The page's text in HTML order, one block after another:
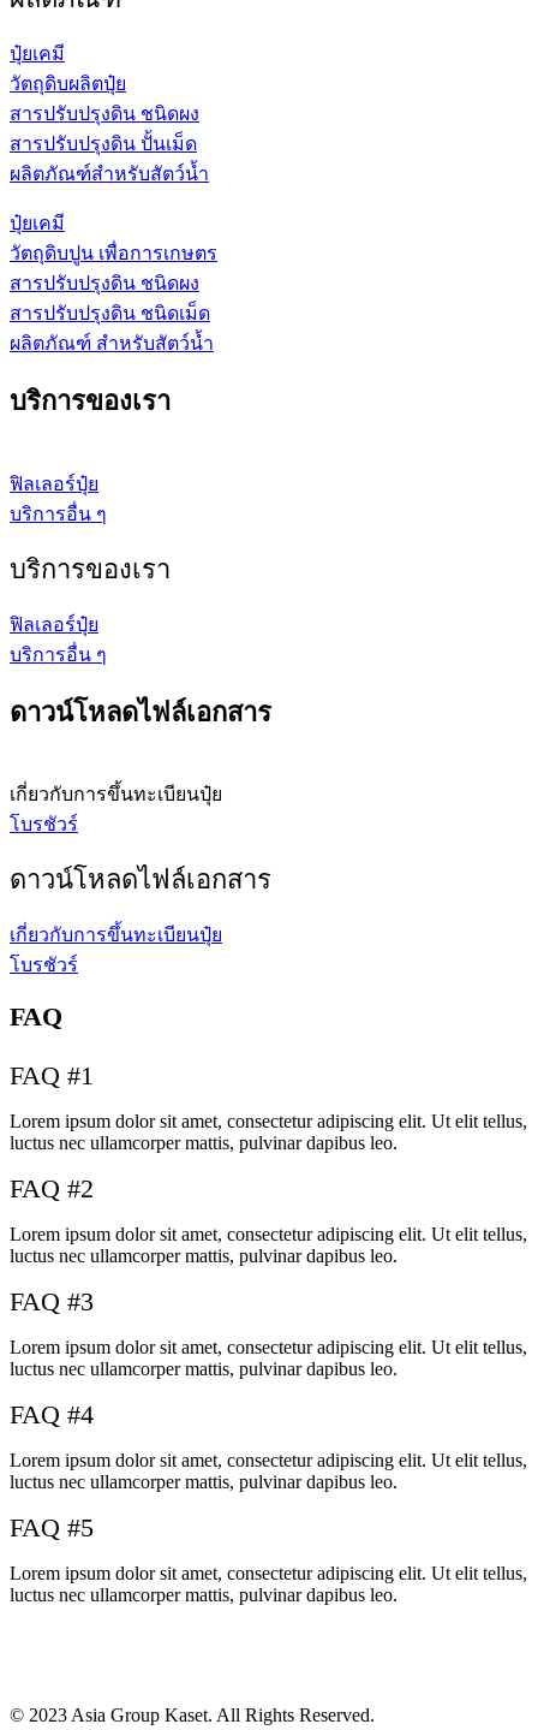
ปุ๋ยเคมี
วัตถุดิบผลิตปุ๋ย
สารปรับปรุงดิน ชนิดผง
สารปรับปรุงดิน ปั้นเม็ด
ผลิตภัณฑ์สำหรับสัตว์น้ำ
ปุ๋ยเคมี
วัตถุดิบปูน เพื่อการเกษตร
สารปรับปรุงดิน ชนิดผง
สารปรับปรุงดิน ชนิดเม็ด
ผลิตภัณฑ์ สำหรับสัตว์น้ำ
บริการของเรา
ฟิลเลอร์ปุ๋ย
บริการอื่น ๆ
บริการของเรา
ฟิลเลอร์ปุ๋ย
บริการอื่น ๆ
ดาวน์โหลดไฟล์เอกสาร
เกี่ยวกับการขึ้นทะเบียนปุ๋ย
โบรชัวร์
ดาวน์โหลดไฟล์เอกสาร
เกี่ยวกับการขึ้นทะเบียนปุ๋ย
โบรชัวร์
FAQ
FAQ #1
Lorem ipsum dolor sit amet, consectetur adipiscing elit. Ut elit tellus,
luctus nec ullamcorper mattis, pulvinar dapibus leo.
FAQ #2
Lorem ipsum dolor sit amet, consectetur adipiscing elit. Ut elit tellus,
luctus nec ullamcorper mattis, pulvinar dapibus leo.
FAQ #3
Lorem ipsum dolor sit amet, consectetur adipiscing elit. Ut elit tellus,
luctus nec ullamcorper mattis, pulvinar dapibus leo.
FAQ #4
Lorem ipsum dolor sit amet, consectetur adipiscing elit. Ut elit tellus,
luctus nec ullamcorper mattis, pulvinar dapibus leo.
FAQ #5
Lorem ipsum dolor sit amet, consectetur adipiscing elit. Ut elit tellus,
luctus nec ullamcorper mattis, pulvinar dapibus leo.
© 2023 Asia Group Kaset. All Rights Reserved.